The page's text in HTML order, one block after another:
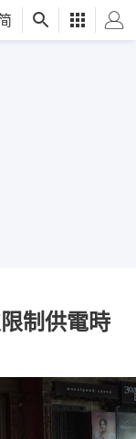
制供電時